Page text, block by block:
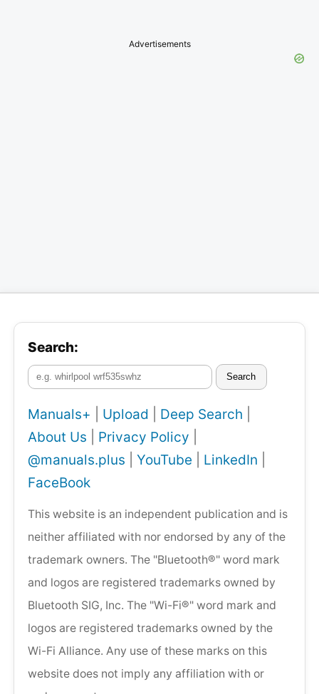
Advertisements
Search:
Search
Manuals+ Upload Deep Search
About Us
Privacy Policy
@manuals.plus
YouTube LinkedIn
FaceBook
This website is an independent publication and is
neither affiliated with nor endorsed by any of the
trademark owners. The "Bluetooth®" word mark
and logos are registered trademarks owned by
Bluetooth SIG, Inc. The "Wi-Fi®" word mark and
logos are registered trademarks owned by the
Wi-Fi Alliance. Any use of these marks on this
website does not imply any affiliation with or